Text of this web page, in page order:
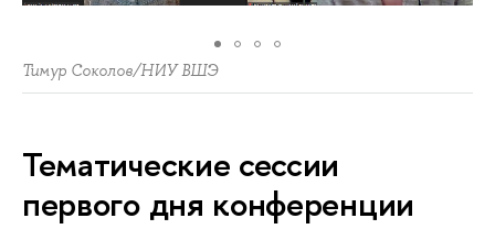
Тимур Соколов/НИУ ВШЭ
Тематические сессии
первого дня конференции